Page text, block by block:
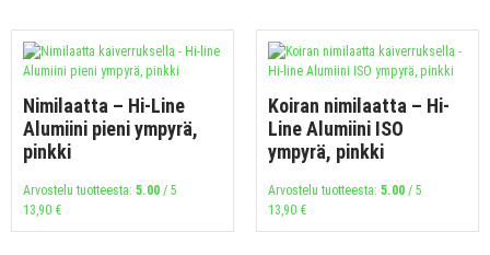
Nimilaatta – Hi-Line
Alumiini pieni ympyrä,
pinkki
Arvostelu tuotteesta: 5.00 / 5
13,90 €
Koiran nimilaatta – Hi-
Line Alumiini ISO
ympyrä, pinkki
Arvostelu tuotteesta: 5.00 / 5
13,90 €